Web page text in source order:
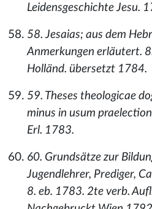
Leidensgeschichte Jesu.
58. Jesaias; aus dem
Anmerkungen erläutert.
Holländ. übersetzt 1784.
59. Theses theologicae
minus in usum
Erl. 1783.
60. Grundsätze zur
Jugendlehrer, Prediger,
8. eb. 1783. 2te verb.